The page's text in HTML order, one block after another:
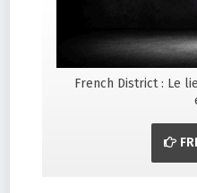
French District : Le